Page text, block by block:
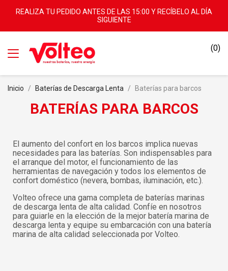
REALIZA TU PEDIDO ANTES DE LAS 15:00 Y RECÍBELO AL DÍA
SIGUIENTE
(0)
Inicio Baterías de Descarga Lenta Baterías para barcos
BATERÍAS PARA BARCOS
El aumento del confort en los barcos implica nuevas
necesidades para las baterías. Son indispensables para
el arranque del motor, el funcionamiento de las
herramientas de navegación y todos los elementos de
confort doméstico (nevera, bombas, iluminación, etc.).
Volteo ofrece una gama completa de baterías marinas
de descarga lenta de alta calidad. Confíe en nosotros
para guiarle en la elección de la mejor batería marina de
descarga lenta y equipe su embarcación con una batería
marina de alta calidad seleccionada por Volteo.